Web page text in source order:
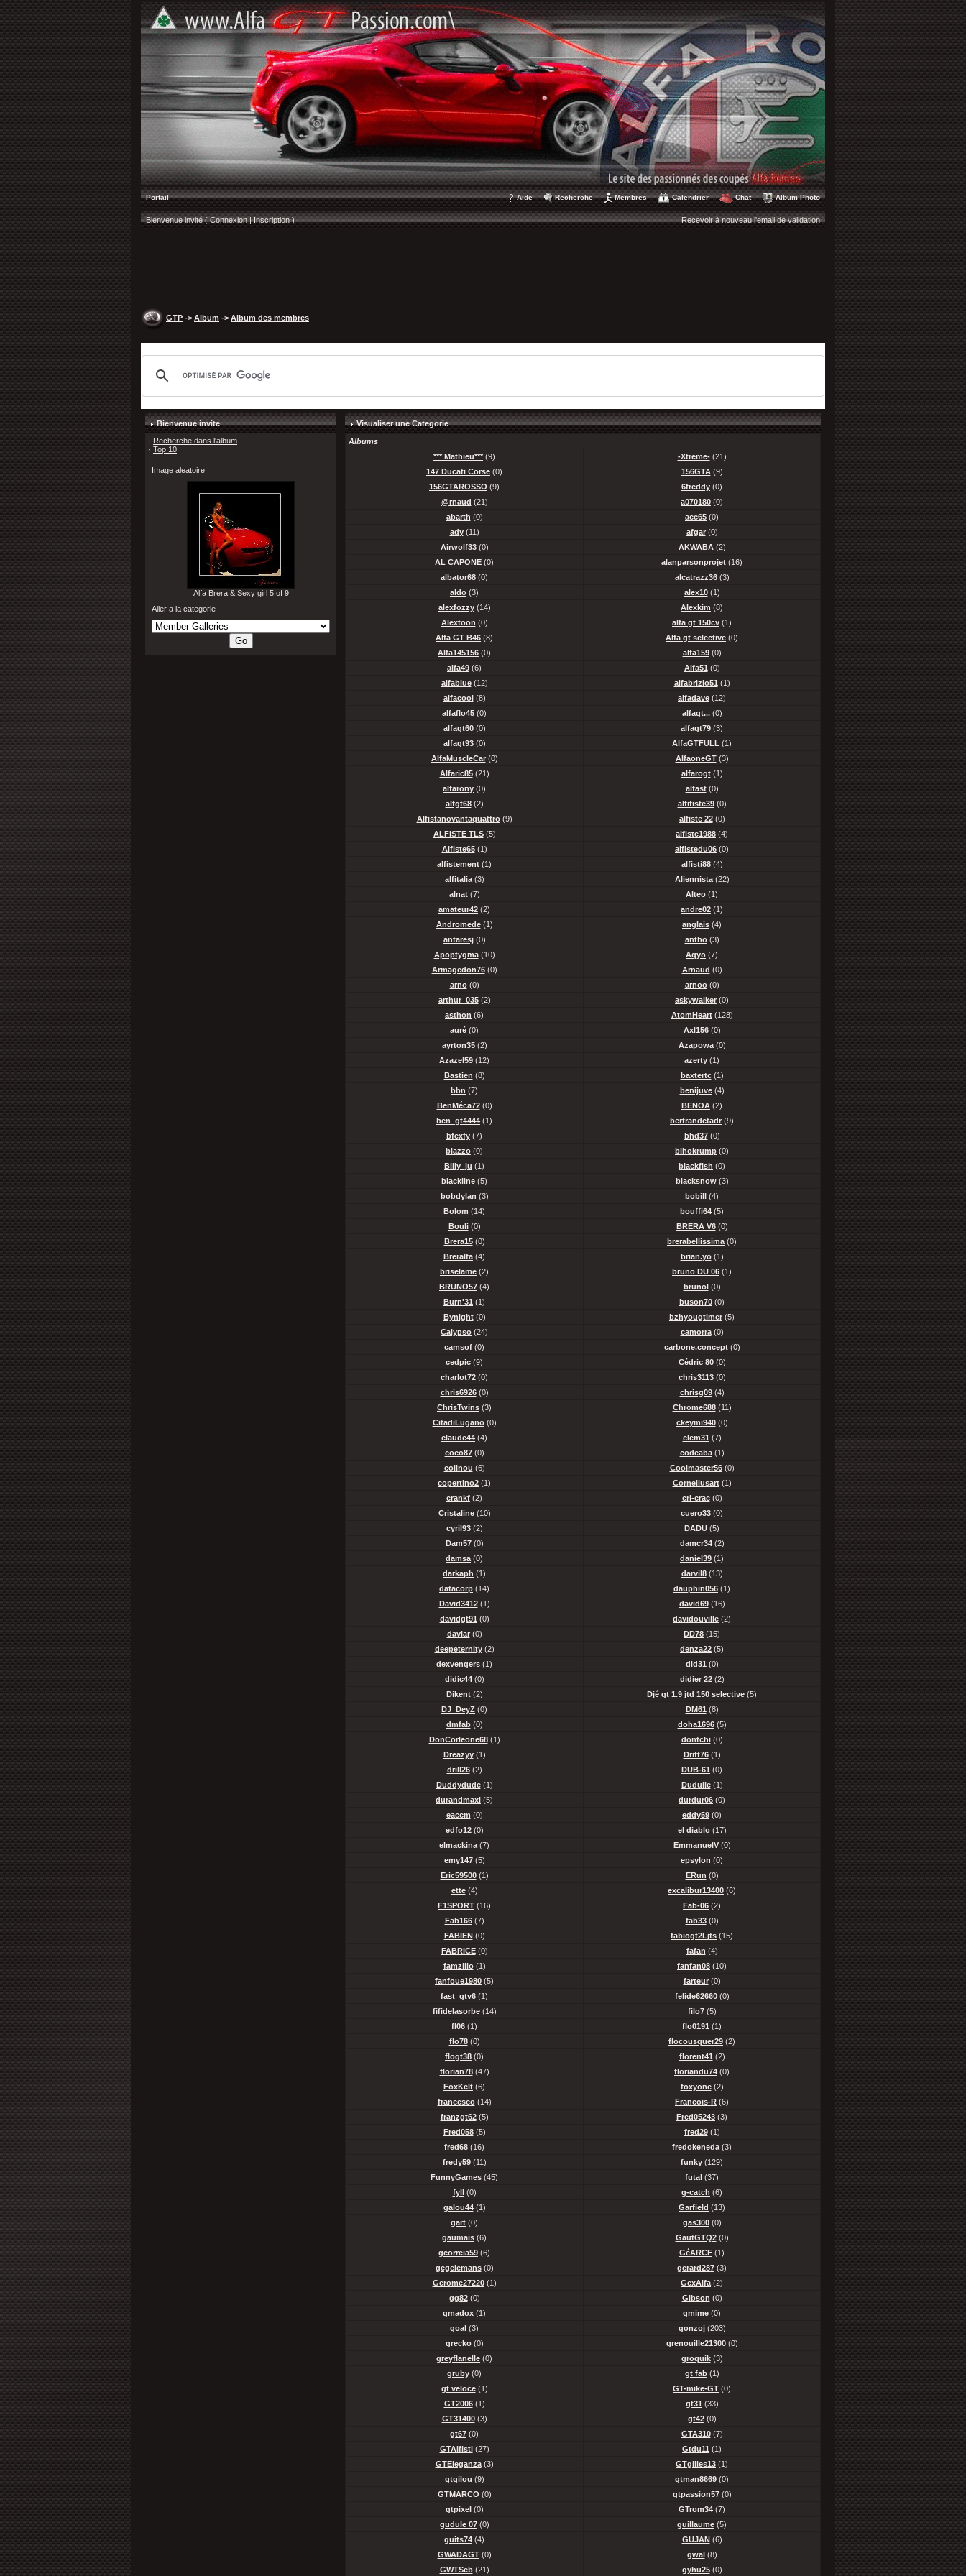
Portail Aide Recherche Membres Calendrier Chat Album Photo
Bienvenue invité ( Connexion |Inscription) Recevoir à nouveau l'email de validation
GTP -> Album -> Album des membres
Bienvenue invite
· Recherche dans l'album
· Top 10
Image aleatoire
Alfa Brera & Sexy girl 5 of 9
Aller a la categorie
Visualiser une Categorie
Albums
*** Mathieu*** (9) -Xtreme-(21)
147 Ducati Corse (0) 156GTA(9)
156GTAROSSO (9) 6freddy (0)
@rnaud (21) a070180 (0)
abarth (0) acc65 (0)
ady(11) afgar(0)
Airwolf33(0) AKWABA(2)
AL CAPONE (0) alanparsonprojet (16)
albator68 (0) alcatrazz36(3)
aldo (3) alex10(1)
alexfozzy(14) Alexkim (8)
Alextoon (0) alfa gt 150cv (1)
Alfa GT B46 (8) Alfa gt selective (0)
Alfa145156 (0) alfa159(0)
alfa49 (6) Alfa51 (0)
alfablue(12) alfabrizio51 (1)
alfacool(8) alfadave (12)
alfaflo45 (0) alfagt...(0)
alfagt60(0) alfagt79 (3)
alfagt93(0) AlfaGTFULL (1)
AlfaMuscleCar(0) AlfaoneGT(3)
Alfaric85(21) alfarogt(1)
alfarony (0) alfast(0)
alfgt68(2) alfifiste39(0)
Alfistanovantaquattro(9) alfiste 22(0)
ALFISTE TLS(5) alfiste1988 (4)
Alfiste65(1) alfistedu06 (0)
alfistement (1) alfisti88(4)
alfitalia(3) Aliennista(22)
alnat(7) Alteo (1)
amateur42 (2) andre02 (1)
Andromede(1) anglais (4)
antaresj(0) antho(3)
Apoptygma(10) Aqyo (7)
Armagedon76(0) Arnaud (0)
arno(0) arnoo(0)
arthur_035(2) askywalker (0)
asthon (6) AtomHeart(128)
auré (0) Axl156(0)
ayrton35(2) Azapowa(0)
Azazel59 (12) azerty (1)
Bastien (8) baxtertc(1)
bbn (7) benijuve(4)
BenMéca72(0) BENOA (2)
ben_gt4444 (1) bertrandctadr (9)
bfexfy (7) bhd37(0)
biazzo (0) bihokrump (0)
Billy_ju (1) blackfish (0)
blackline (5) blacksnow(3)
bobdylan (3) bobill (4)
Bolom (14) bouffi64 (5)
Bouli(0) BRERA V6(0)
Brera15(0) brerabellissima (0)
Breralfa (4) brian.yo(1)
briselame (2) bruno DU 06 (1)
BRUNO57 (4) brunol(0)
Burn'31 (1) buson70 (0)
Bynight(0) bzhyougtimer (5)
Calypso (24) camorra(0)
camsof (0) carbone.concept(0)
cedpic (9) Cédric 80(0)
charlot72 (0) chris3113(0)
chris6926(0) chrisg09(4)
ChrisTwins (3) Chrome688(11)
CitadiLugano(0) ckeymi940(0)
claude44 (4) clem31 (7)
coco87(0) codeaba(1)
colinou (6) Coolmaster56(0)
copertino2 (1) Corneliusart(1)
crankf (2) cri-crac(0)
Cristaline(10) cuero33 (0)
cyril93(2) DADU (5)
Dam57(0) damcr34(2)
damsa (0) daniel39 (1)
darkaph (1) darvil8(13)
datacorp (14) dauphin056 (1)
David3412(1) david69(16)
davidgt91 (0) davidouville (2)
davlar(0) DD78 (15)
deepeternity(2) denza22 (5)
dexvengers (1) did31 (0)
didic44(0) didier 22(2)
Dikent(2) Djé gt 1.9 jtd 150 selective (5)
DJ_DeyZ (0) DM61 (8)
dmfab(0) doha1696(5)
DonCorleone68(1) dontchi(0)
Dreazyy(1) Drift76(1)
drill26(2) DUB-61 (0)
Duddydude(1) Dudulle(1)
durandmaxi (5) durdur06 (0)
eaccm (0) eddy59 (0)
edfo12(0) el diablo(17)
elmackina (7) EmmanuelV(0)
emy147(5) epsylon (0)
Eric59500(1) ERun (0)
ette(4) excalibur13400 (6)
F1SPORT (16) Fab-06 (2)
Fab166(7) fab33(0)
FABIEN(0) fabiogt2Ljts (15)
FABRICE(0) fafan (4)
famzilio(1) fanfan08 (10)
fanfoue1980 (5) farteur(0)
fast_gtv6 (1) felide62660(0)
fifidelasorbe(14) filo7(5)
fl06 (1) flo0191 (1)
flo78(0) flocousquer29 (2)
flogt38 (0) florent41 (2)
florian78(47) floriandu74 (0)
FoxKelt (6) foxyone(2)
francesco(14) Francois-R (6)
franzgt62(5) Fred05243 (3)
Fred058(5) fred29(1)
fred68 (16) fredokeneda (3)
fredy59(11) funky (129)
FunnyGames (45) futal (37)
fyll(0) g-catch (6)
galou44(1) Garfield (13)
gart (0) gas300(0)
gaumais (6) GautGTQ2(0)
gcorreia59 (6) GéARCF (1)
gegelemans(0) gerard287 (3)
Gerome27220(1) GexAlfa (2)
gg82(0) Gibson (0)
gmadox (1) gmime (0)
goal (3) gonzoj(203)
grecko(0) grenouille21300(0)
greyflanelle (0) groquik(3)
gruby (0) gt fab(1)
gt veloce(1) GT-mike-GT (0)
GT2006(1) gt31 (33)
GT31400(3) gt42(0)
gt67 (0) GTA310(7)
GTAlfisti(27) Gtdu11 (1)
GTEleganza(3) GTgilles13 (1)
gtgilou (9) gtman8669 (0)
GTMARCO (0) gtpassion57(0)
gtpixel(0) GTrom34 (7)
gudule 07(0) guillaume (5)
guits74 (4) GUJAN(6)
GWADAGT(0) gwal(8)
GWTSeb(21) gyhu25(0)